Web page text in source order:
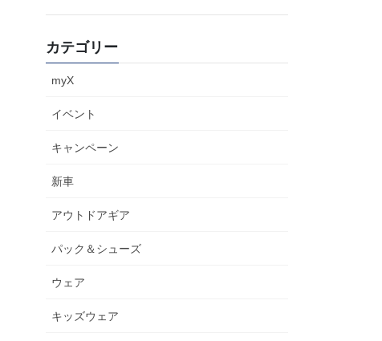
カテゴリー
myX
イベント
キャンペーン
新車
アウトドアギア
パック＆シューズ
ウェア
キッズウェア